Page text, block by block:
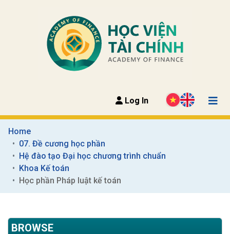
Log In
Home
07. Đề cương học phần
Hệ đào tạo Đại học chương trình chuẩn
Khoa Kế toán
Học phần Pháp luật kế toán
BROWSE